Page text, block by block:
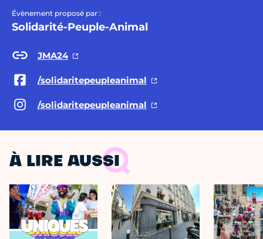
Évènement proposé par :
Solidarité-Peuple-Animal
JMA24
/solidaritepeupleanimal
/solidaritepeupleanimal
À LIRE AUSSI